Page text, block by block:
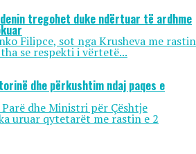
tregohet duke ndërtuar të ardhme
Filipce, sot nga Krusheva me rastin
se respekti i vërtetë...
dhe përkushtim ndaj paqes e
dhe Ministri për Çështje
uruar qytetarët me rastin e 2